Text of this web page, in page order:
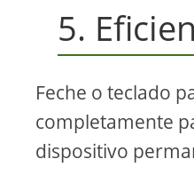
5.
Feche o teclado
completamente
dispositivo